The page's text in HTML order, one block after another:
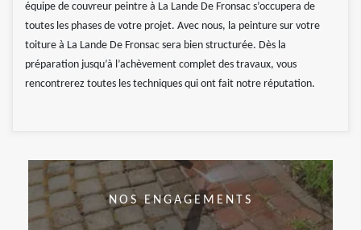
équipe de couvreur peintre à La Lande De Fronsac s’occupera de
toutes les phases de votre projet. Avec nous, la peinture sur votre
toiture à La Lande De Fronsac sera bien structurée. Dès la
préparation jusqu’à l’achèvement complet des travaux, vous
rencontrerez toutes les techniques qui ont fait notre réputation.
NOS ENGAGEMENTS